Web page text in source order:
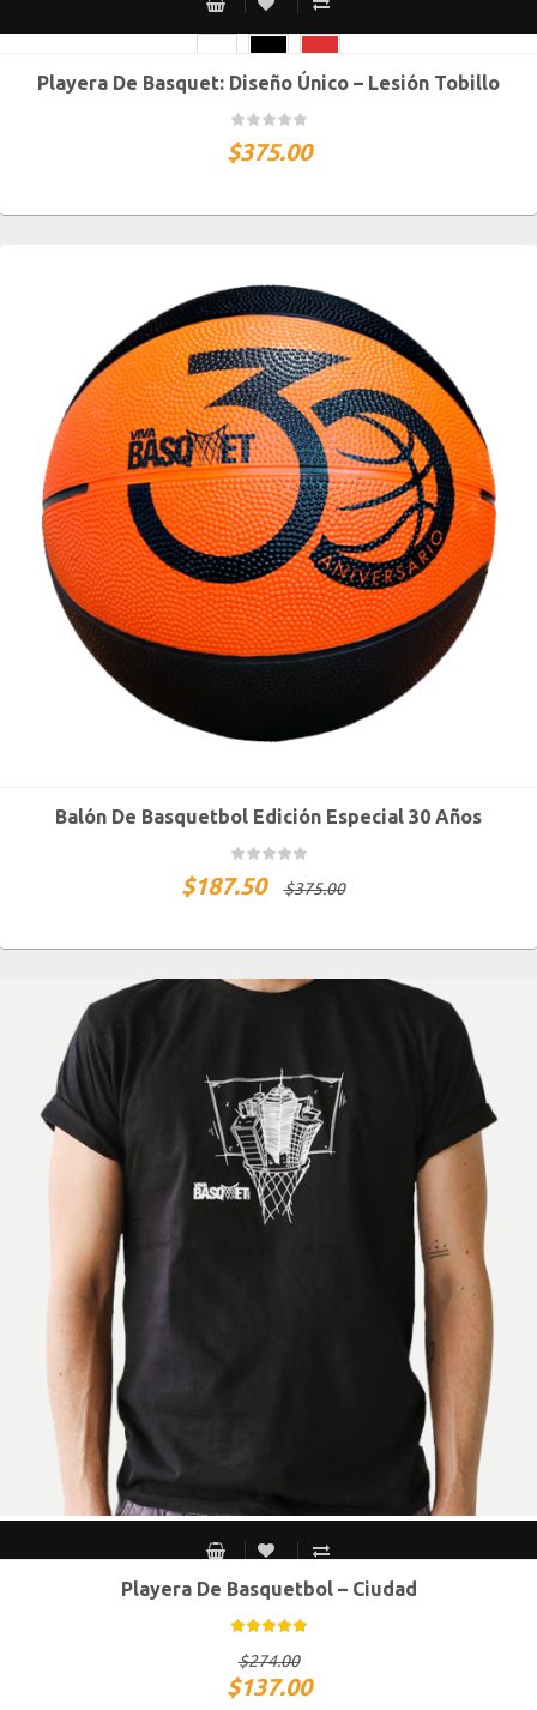
CH M G XG XXG
Playera De Basquet: Diseño Único – Lesión Tobillo
$375.00
Balón De Basquetbol Edición Especial 30 Años
$375.00
$187.50
CH M G XG
Playera De Basquetbol – Ciudad
$274.00
$137.00